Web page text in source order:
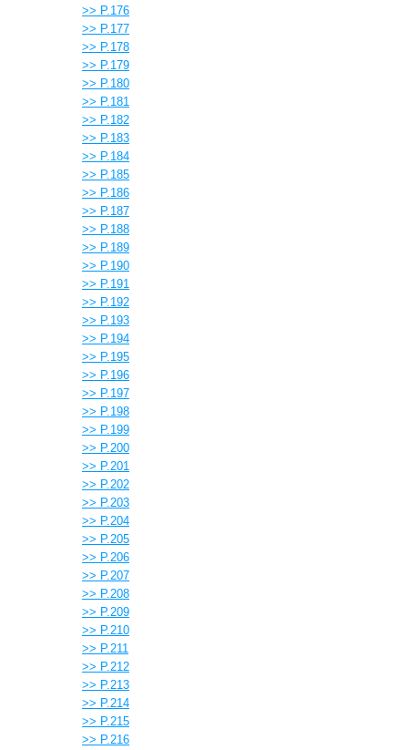
>> P.176
>> P.177
>> P.178
>> P.179
>> P.180
>> P.181
>> P.182
>> P.183
>> P.184
>> P.185
>> P.186
>> P.187
>> P.188
>> P.189
>> P.190
>> P.191
>> P.192
>> P.193
>> P.194
>> P.195
>> P.196
>> P.197
>> P.198
>> P.199
>> P.200
>> P.201
>> P.202
>> P.203
>> P.204
>> P.205
>> P.206
>> P.207
>> P.208
>> P.209
>> P.210
>> P.211
>> P.212
>> P.213
>> P.214
>> P.215
>> P.216